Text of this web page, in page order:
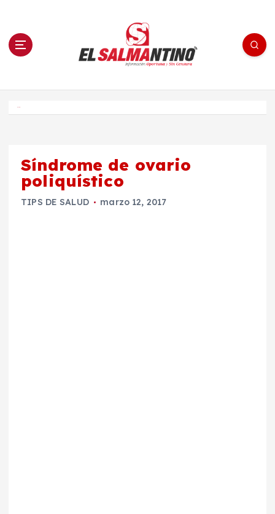
n El Salmantino - medios/noticias/editorial
Síndrome de ovario
poliquístico
TIPS DE SALUD marzo 12, 2017